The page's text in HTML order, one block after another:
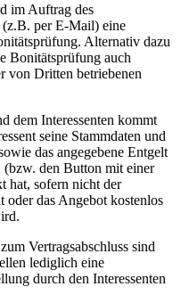
im Auftrag des
per E-Mail) eine
Alternativ dazu
Bonitätsprüfung auch
von Dritten betriebenen
dem Interessenten kommt
seine Stammdaten und
das angegebene Entgelt
(bzw. den Button mit einer
hat, sofern nicht der
oder das Angebot kostenlos
Vertragsabschluss sind
lediglich eine
durch den Interessenten